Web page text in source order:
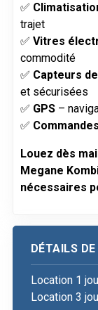
✅
trajet
✅ Vitres
commodité
✅ Capteurs
et sécurisées
✅ GPS–
✅
Louez dès
Megane
nécessaires
DÉTAILS
Location 1
Location 3